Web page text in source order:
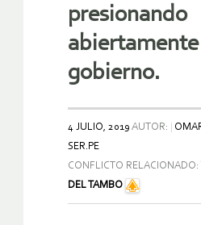
presionando
abiertamente
gobierno.
4 JULIO, 2019 AUTOR:
SER.PE
CONFLICTO RELACIONADO:
DEL TAMBO